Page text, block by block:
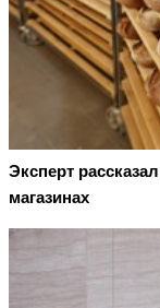
Эксперт
магазинах